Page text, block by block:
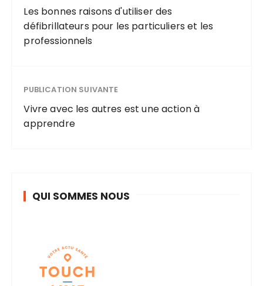
et les
professionnel
Les bonnes raisons d'utiliser des
défibrillateurs pour les particuliers et les
professionnels
PUBLICATION SUIVANTE
Vivre avec les autres est une action à
apprendre
QUI SOMMES NOUS